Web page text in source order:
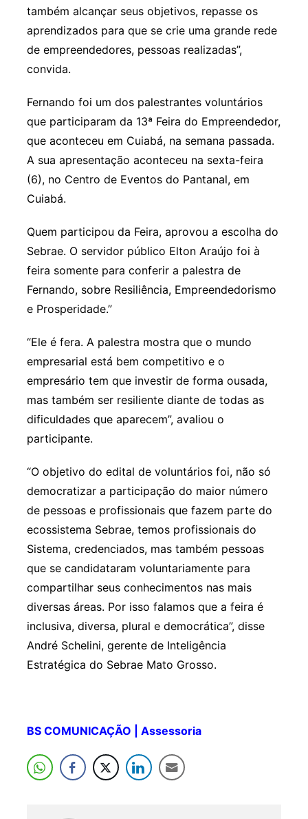
também alcançar seus objetivos, repasse os
aprendizados para que se crie uma grande rede
de empreendedores, pessoas realizadas”,
convida.
Fernando foi um dos palestrantes voluntários
que participaram da 13ª Feira do Empreendedor,
que aconteceu em Cuiabá, na semana passada.
A sua apresentação aconteceu na sexta-feira
(6), no Centro de Eventos do Pantanal, em
Cuiabá.
Quem participou da Feira, aprovou a escolha do
Sebrae. O servidor público Elton Araújo foi à
feira somente para conferir a palestra de
Fernando, sobre Resiliência, Empreendedorismo
e Prosperidade.”
“Ele é fera. A palestra mostra que o mundo
empresarial está bem competitivo e o
empresário tem que investir de forma ousada,
mas também ser resiliente diante de todas as
dificuldades que aparecem”, avaliou o
participante.
“O objetivo do edital de voluntários foi, não só
democratizar a participação do maior número
de pessoas e profissionais que fazem parte do
ecossistema Sebrae, temos profissionais do
Sistema, credenciados, mas também pessoas
que se candidataram voluntariamente para
compartilhar seus conhecimentos nas mais
diversas áreas. Por isso falamos que a feira é
inclusiva, diversa, plural e democrática”, disse
André Schelini, gerente de Inteligência
Estratégica do Sebrae Mato Grosso.
BS COMUNICAÇÃO | Assessoria